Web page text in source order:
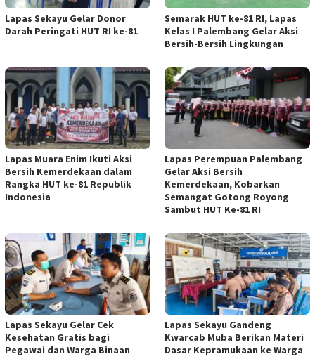
Lapas Sekayu Gelar Donor
Darah Peringati HUT RI ke-81
Semarak HUT ke-81 RI, Lapas
Kelas I Palembang Gelar Aksi
Bersih-Bersih Lingkungan
Lapas Muara Enim Ikuti Aksi
Bersih Kemerdekaan dalam
Rangka HUT ke-81 Republik
Indonesia
Lapas Perempuan Palembang
Gelar Aksi Bersih
Kemerdekaan, Kobarkan
Semangat Gotong Royong
Sambut HUT Ke-81 RI
Lapas Sekayu Gelar Cek
Kesehatan Gratis bagi
Pegawai dan Warga Binaan
Lapas Sekayu Gandeng
Kwarcab Muba Berikan Materi
Dasar Kepramukaan ke Warga